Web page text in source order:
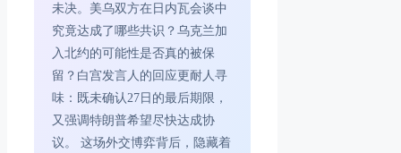
未决。美乌双方在日内瓦会谈中
究竟达成了哪些共识？乌克兰加
入北约的可能性是否真的被保
留？白宫发言人的回应更耐人寻
味：既未确认27日的最后期限，
又强调特朗普希望尽快达成协
议。 这场外交博弈背后，隐藏着